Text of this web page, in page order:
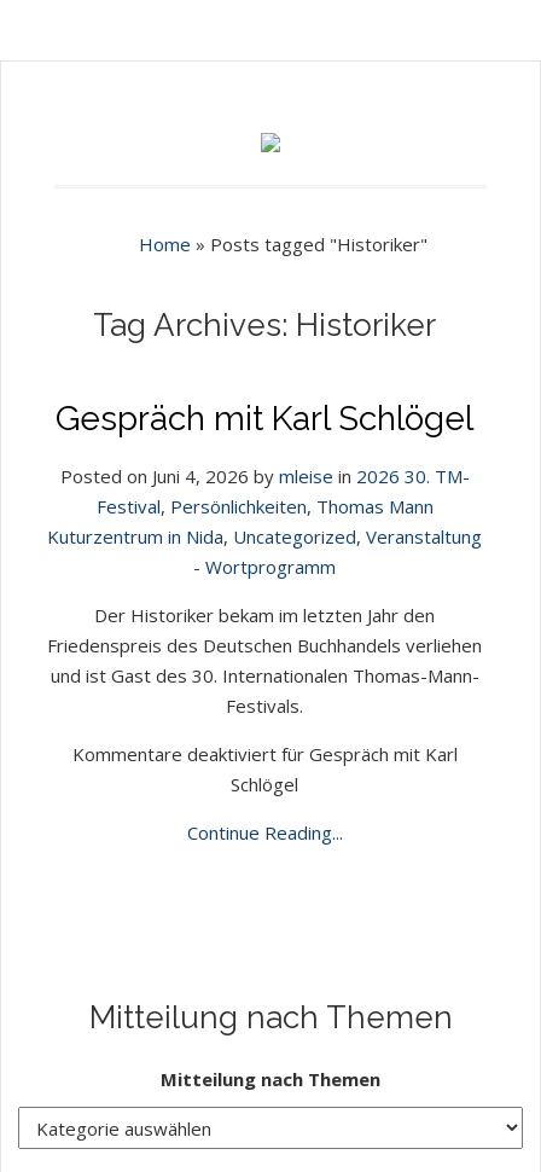
Home » Posts tagged "Historiker"
Tag Archives: Historiker
Gespräch mit Karl Schlögel
Posted on Juni 4, 2026 by mleise in 2026 30. TM-
Festival, Persönlichkeiten, Thomas Mann
Kuturzentrum in Nida, Uncategorized, Veranstaltung
- Wortprogramm
Der Historiker bekam im letzten Jahr den
Friedenspreis des Deutschen Buchhandels verliehen
und ist Gast des 30. Internationalen Thomas-Mann-
Festivals.
Kommentare deaktiviertfür Gespräch mit Karl
Schlögel
Continue Reading...
Mitteilung nach Themen
Mitteilung nach Themen